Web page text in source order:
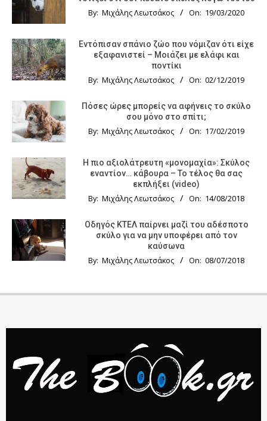
By: Μιχάλης Λεωτσάκος On: 19/03/2020
Εντόπισαν σπάνιο ζώο που νόμιζαν ότι είχε
εξαφανιστεί – Μοιάζει με ελάφι και
ποντίκι
By: Μιχάλης Λεωτσάκος On: 02/12/2019
Πόσες ώρες μπορείς να αφήνεις το σκύλο
σου μόνο στο σπίτι;
By: Μιχάλης Λεωτσάκος On: 17/02/2019
Η πιο αξιολάτρευτη «μονομαχία»: Σκύλος
εναντίον… κάβουρα – Το τέλος θα σας
εκπλήξει (video)
By: Μιχάλης Λεωτσάκος On: 14/08/2018
Οδηγός KTΕΛ παίρνει μαζί του αδέσποτο
σκύλο για να μην υποφέρει από τον
καύσωνα
By: Μιχάλης Λεωτσάκος On: 08/07/2018